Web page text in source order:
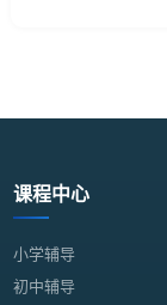
课程中心
小学辅导
初中辅导